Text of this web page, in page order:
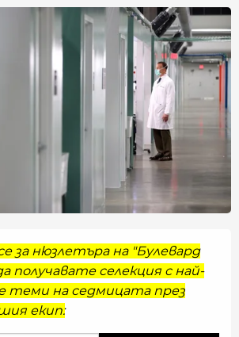
за нюзлетъра на "Булевард
получавате селекция с най-
теми на седмицата през
екип: